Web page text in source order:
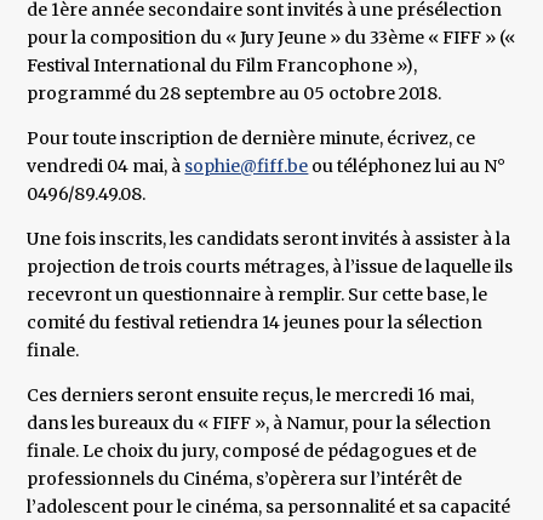
de 1ère année secondaire sont invités à une présélection
pour la composition du « Jury Jeune » du 33ème « FIFF » («
Festival International du Film Francophone »),
programmé du 28 septembre au 05 octobre 2018.
Pour toute inscription de dernière minute, écrivez, ce
vendredi 04 mai, à sophie@fiff.be ou téléphonez lui au N°
0496/89.49.08.
Une fois inscrits, les candidats seront invités à assister à la
projection de trois courts métrages, à l’issue de laquelle ils
recevront un questionnaire à remplir. Sur cette base, le
comité du festival retiendra 14 jeunes pour la sélection
finale.
Ces derniers seront ensuite reçus, le mercredi 16 mai,
dans les bureaux du « FIFF », à Namur, pour la sélection
finale. Le choix du jury, composé de pédagogues et de
professionnels du Cinéma, s’opèrera sur l’intérêt de
l’adolescent pour le cinéma, sa personnalité et sa capacité